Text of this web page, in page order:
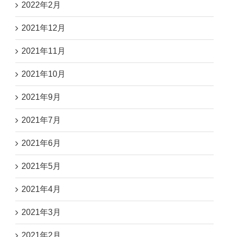
2022年2月
2021年12月
2021年11月
2021年10月
2021年9月
2021年7月
2021年6月
2021年5月
2021年4月
2021年3月
2021年2月